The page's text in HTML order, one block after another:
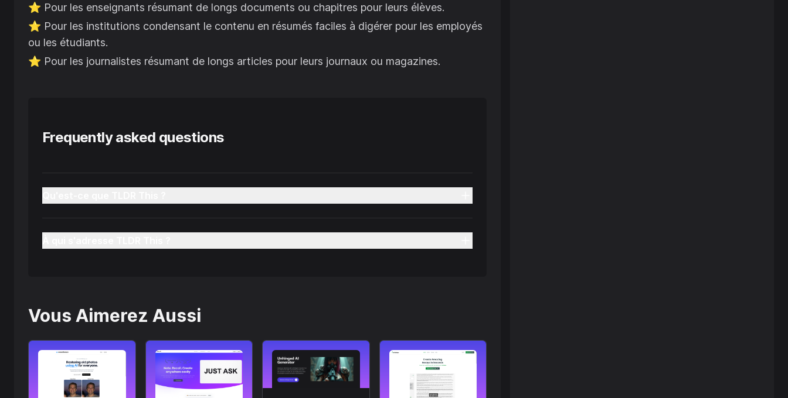
⭐️ Pour les enseignants résumant de longs documents ou chapitres pour leurs élèves.
⭐️ Pour les institutions condensant le contenu en résumés faciles à digérer pour les employés
ou les étudiants.
⭐️ Pour les journalistes résumant de longs articles pour leurs journaux ou magazines.
Frequently asked questions
Vous Aimerez Aussi